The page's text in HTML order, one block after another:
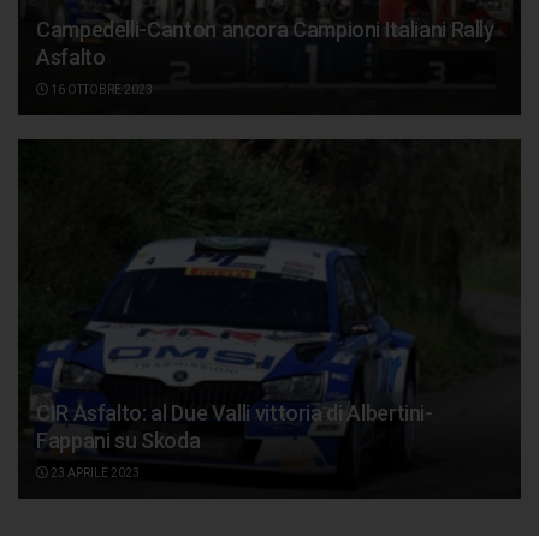
Campedelli-Canton ancora Campioni Italiani Rally
Asfalto
16 OTTOBRE 2023
CIR Asfalto: al Due Valli vittoria di Albertini-
Fappani su Skoda
23 APRILE 2023